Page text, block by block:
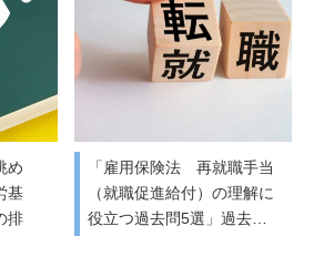
め
基
排
「雇用保険法 再就職手当
（就職促進給付）の理解に
役立つ過去問5選」過去…